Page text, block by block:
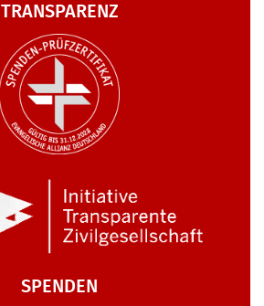
TRANSPARENZ
SPENDEN